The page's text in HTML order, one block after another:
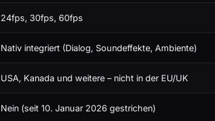
24fps, 30fps, 60fps
Nativ integriert (Dialog, Soundeffekte, Ambiente)
USA, Kanada und weitere – nicht in der EU/UK
Nein (seit 10. Januar 2026 gestrichen)